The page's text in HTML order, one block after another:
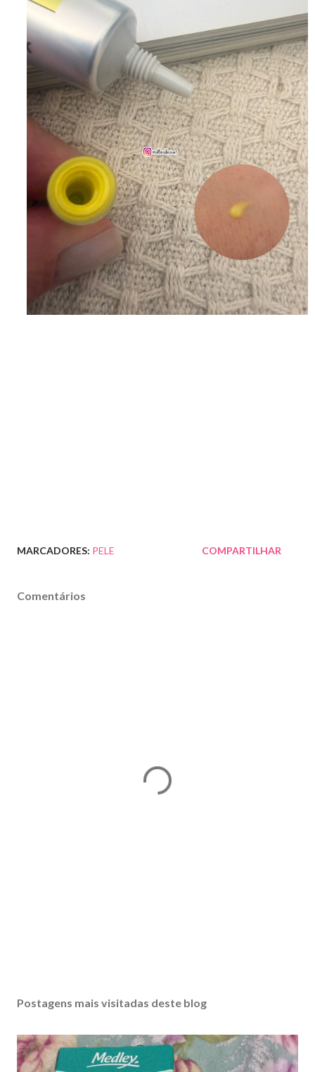
MARCADORES: PELE COMPARTILHAR
Comentários
Postagens mais visitadas deste blog